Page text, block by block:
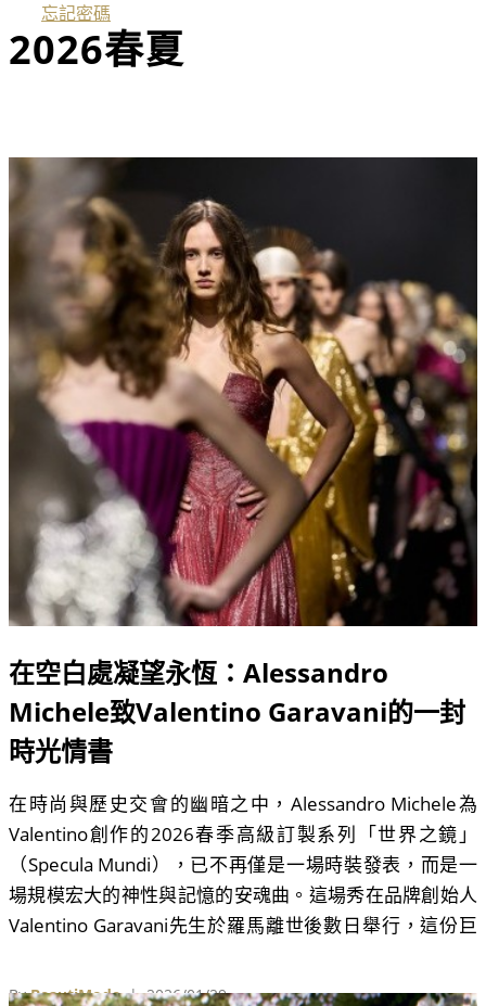
忘記密碼
2026春夏
在空白處凝望永恆：Alessandro
Michele致Valentino Garavani的一封
時光情書
在時尚與歷史交會的幽暗之中，Alessandro Michele為
Valentino創作的2026春季高級訂製系列「世界之鏡」
（Specula Mundi），已不再僅是一場時裝發表，而是一
場規模宏大的神性與記憶的安魂曲。這場秀在品牌創始人
Valentino Garavani先生於羅馬離世後數日舉行，這份巨
事，轉化為一種近乎神聖的「守護」。
ByBeautiMode| 2026/01/29